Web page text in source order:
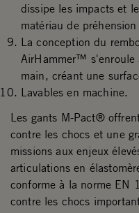
dissipe les impacts et
matériau de
La conception du
AirHammer™ s'enroule
main, créant une
Lavables en machine.
Les gants M-Pact®
contre les chocs et une
missions aux enjeux
articulations en
conforme à la norme EN
contre les chocs